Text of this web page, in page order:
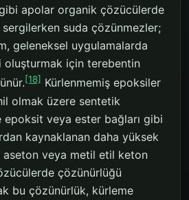
apolar organik çözücülerde
suda çözünmezler;
geleneksel uygulamalarda
oluşturmak için terebentin
[18] Kürlenmemiş epoksiler
olmak üzere sentetik
epoksit veya ester bağları gibi
kaynaklanan daha yüksek
veya metil etil keton
çözünürlüğü
bu çözünürlük, kürleme